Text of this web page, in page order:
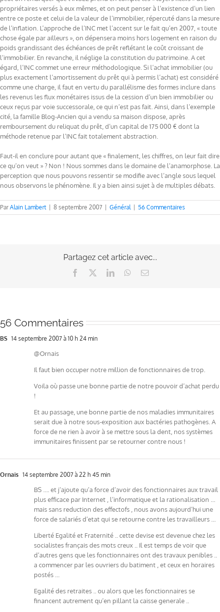
propriétaires versés à eux mêmes, et on peut penser à l’existence d’un lien
entre ce poste et celui de la valeur de l’immobilier, répercuté dans la mesure
de l’inflation. L’approche de l’INC met l’accent sur le fait qu’en 2007, « toute
chose égale par ailleurs », on dépensera moins hors logement en raison du
poids grandissant des échéances de prêt reflétant le coût croissant de
l’immobilier. En revanche, il néglige la constitution du patrimoine. A cet
égard, l’INC commet une erreur méthodologique. Si l’achat immobilier (ou
plus exactement l’amortissement du prêt qui à permis l’achat) est considéré
comme une charge, il faut en vertu du parallélisme des formes inclure dans
les revenus les flux monétaires issus de la cession d’un bien immobilier ou
ceux reçus par voie successorale, ce qui n’est pas fait. Ainsi, dans l’exemple
cité, la famille Blog-Ancien qui a vendu sa maison dispose, après
remboursement du reliquat du prêt, d’un capital de 175 000 € dont la
méthode retenue par l’INC fait totalement abstraction.
Faut-il en conclure pour autant que « finalement, les chiffres, on leur fait dire
ce qu’on veut » ? Non ! Nous sommes dans le domaine de l’anamorphose. La
perception que nous pouvons ressentir se modifie avec l’angle sous lequel
nous observons le phénomène. Il y a bien ainsi sujet à de multiples débats.
ParAlain Lambert 8 septembre 2007 Général 56 Commentaires
Partagez cet article avec...
Facebook LinkedInWhatsApp
Email
56 Commentaires
BS 14 septembre 2007 à 10 h 24 min
@Ornais
Il faut bien occuper notre million de fonctionnaires de trop.
Voila où passe une bonne partie de notre pouvoir d’achat perdu
!
Et au passage, une bonne partie de nos maladies immunitaires
serait due à notre sous-exposition aux bactéries pathogènes. A
force de ne rien à avoir à se mettre sous la dent, nos systèmes
immunitaires finissent par se retourner contre nous !
Ornais 14 septembre 2007 à 22 h 45 min
BS …. et j’ajoute qu’a force d’avoir des fonctionnaires aux travail
plus efficace par Internet , l’informatique et la rationalisation …
mais sans reduction des effectofs , nous avons aujourd’hui une
force de salariés d’etat qui se retourne contre les travailleurs …
Liberté Egalité et Fraternité .. cette devise est devenue chez les
socialistes français des mots creux .. Il est temps de voir que
d’autres gens que les fonctionnaires ont des travaux penibles ..
a commencer par les ouvriers du batiment , et ceux en horaires
postés …
Egalité des retraites .. ou alors que les fonctionnaires se
financent autrement qu’en pillant la caisse generale ..